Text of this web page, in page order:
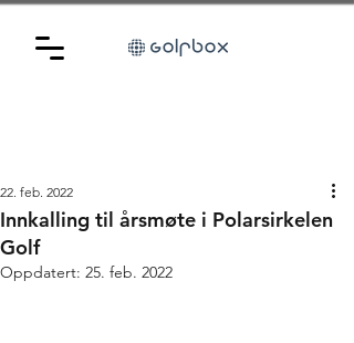
Innkalling til årsmøte i Polarsirkelen
Golf
22. feb. 2022
Oppdatert: 25. feb. 2022